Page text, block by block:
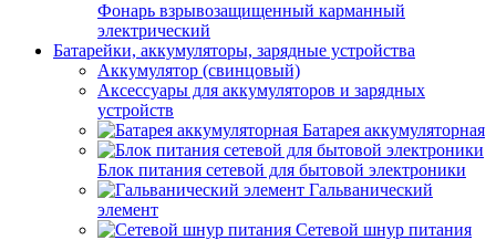
Фонарь взрывозащищенный карманный
электрический
Батарейки, аккумуляторы, зарядные устройства
Аккумулятор (свинцовый)
Аксессуары для аккумуляторов и зарядных
устройств
Батарея аккумуляторная
Блок питания сетевой для бытовой электроники
Гальванический
элемент
Сетевой шнур питания